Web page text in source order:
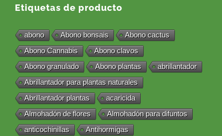
Etiquetas de producto
abono Abono bonsais
Abono cactus
Abono Cannabis
Abono clavos
Abono granulado
Abono plantas
abrillantador
Abrillantador para plantas naturales
Abrillantador plantas
acaricida
Almohadón de flores
Almohadón para difuntos
anticochinillas
Antihormigas